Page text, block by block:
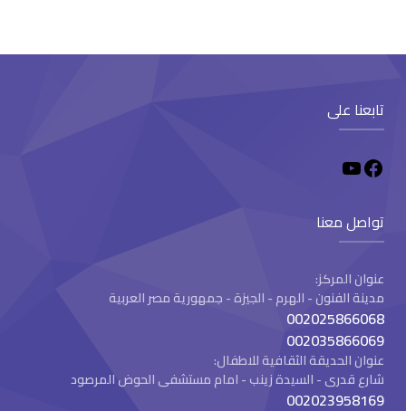
تابعنا على
تواصل معنا
عنوان المركز:
مدينة الفنون - الهرم - الجيزة - جمهورية مصر العربية
002025866068
002035866069
عنوان الحديقة الثقافية للاطفال:
شارع قدرى - السيدة زينب - امام مستشفى الحوض المرصود
002023958169